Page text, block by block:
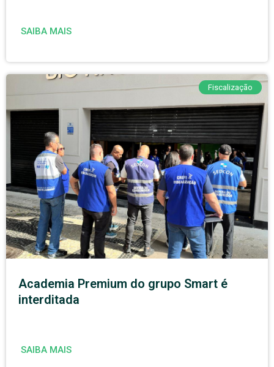
SAIBA MAIS
Fiscalização
Academia Premium do grupo Smart é
interditada
SAIBA MAIS